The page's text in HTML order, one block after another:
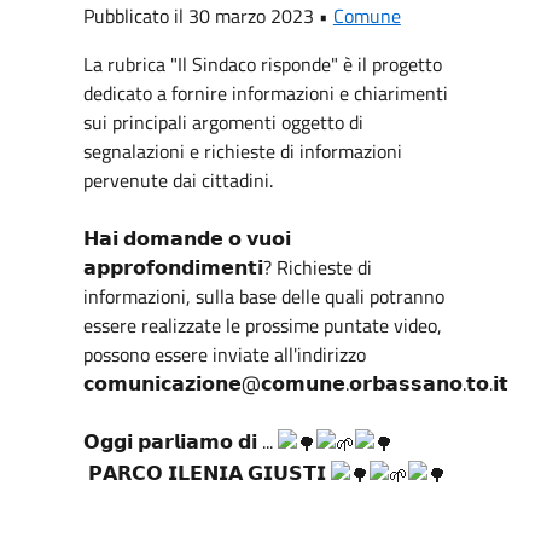
Pubblicato il 30 marzo 2023 • Comune
La rubrica "Il Sindaco risponde" è il progetto
dedicato a fornire informazioni e chiarimenti
sui principali argomenti oggetto di
segnalazioni e richieste di informazioni
pervenute dai cittadini.
𝗛𝗮𝗶 𝗱𝗼𝗺𝗮𝗻𝗱𝗲 𝗼 𝘃𝘂𝗼𝗶
𝗮𝗽𝗽𝗿𝗼𝗳𝗼𝗻𝗱𝗶𝗺𝗲𝗻𝘁𝗶? Richieste di
informazioni, sulla base delle quali potranno
essere realizzate le prossime puntate video,
possono essere inviate all'indirizzo
𝗰𝗼𝗺𝘂𝗻𝗶𝗰𝗮𝘇𝗶𝗼𝗻𝗲@𝗰𝗼𝗺𝘂𝗻𝗲.𝗼𝗿𝗯𝗮𝘀𝘀𝗮𝗻𝗼.𝘁𝗼.𝗶𝘁
𝗢𝗴𝗴𝗶 𝗽𝗮𝗿𝗹𝗶𝗮𝗺𝗼 𝗱𝗶 ...
𝗣𝗔𝗥𝗖𝗢 𝗜𝗟𝗘𝗡𝗜𝗔 𝗚𝗜𝗨𝗦𝗧𝗜